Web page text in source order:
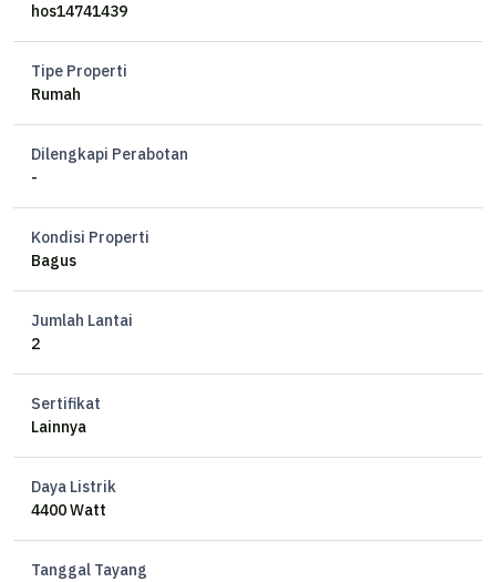
hos14741439
Tipe Properti
Rumah
Dilengkapi Perabotan
-
Kondisi Properti
Bagus
Jumlah Lantai
2
Sertifikat
Lainnya
Daya Listrik
4400 Watt
Tanggal Tayang